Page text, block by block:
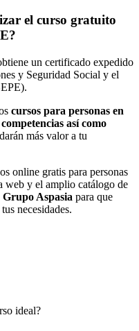
el curso gratuito
un certificado expedido
y Seguridad Social y el
cursos para personas en
así como
más valor a tu
online gratis para personas
web y el amplio catálogo de
Grupo Aspasia para que
necesidades.
ideal?